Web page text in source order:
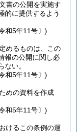
書の公開を実施す
的に提供するよう
和5年11号〕)
めるものは、この
報の公開に関し必
い。
和5年11号〕)
めの資料を作成
和5年11号〕)
けるこの条例の運